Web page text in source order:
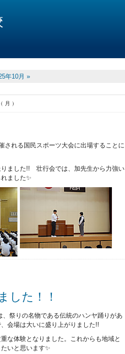
年10月 »
月)
れる国民スポーツ大会に出場することに
ました!! 壮行会では、加先生から力強い
ました✨
した！！
祭りの名物である伝統のハンヤ踊りがあ
会場は大いに盛り上がりました!!
な体験となりました。これからも地域と
いと思います✨